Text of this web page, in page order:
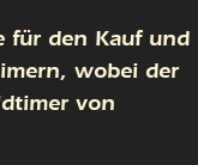
für den Kauf und
wobei der
von